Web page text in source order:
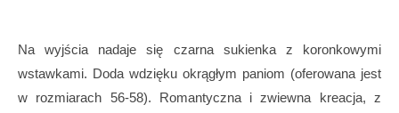
Na wyjścia nadaje się czarna sukienka z koronkowymi
wstawkami. Doda wdzięku okrągłym paniom (oferowana jest
w rozmiarach 56-58). Romantyczna i zwiewna kreacja, z